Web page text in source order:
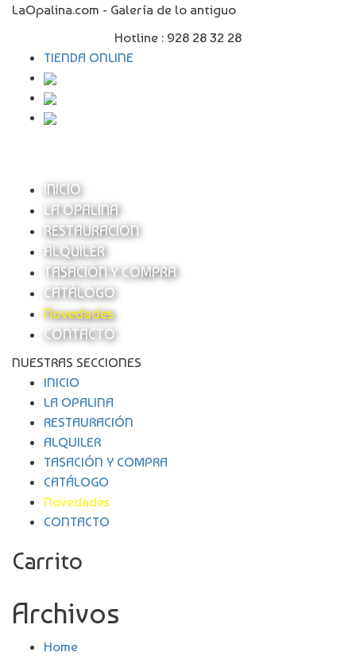
LaOpalina.com - Galería de lo antiguo
Hotline : 928 28 32 28
TIENDA ONLINE
INICIO
LA OPALINA
RESTAURACIÓN
ALQUILER
TASACIÓN Y COMPRA
CATÁLOGO
Novedades
CONTACTO
NUESTRAS SECCIONES
INICIO
LA OPALINA
RESTAURACIÓN
ALQUILER
TASACIÓN Y COMPRA
CATÁLOGO
Novedades
CONTACTO
Carrito
Archivos
Home